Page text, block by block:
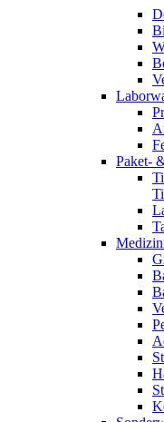
Paket-